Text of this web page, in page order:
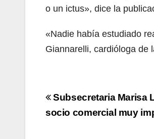
o un ictus», dice la
«Nadie había estudiado
Giannarelli, cardióloga de
Navegación
de
Subsecretaria Marisa
socio comercial muy